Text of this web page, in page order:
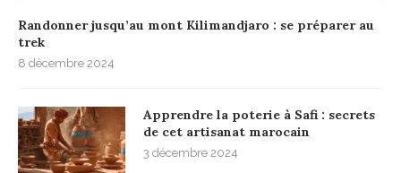
Randonner jusqu’au mont Kilimandjaro : se préparer au
trek
8 décembre 2024
Apprendre la poterie à Safi : secrets
de cet artisanat marocain
3 décembre 2024